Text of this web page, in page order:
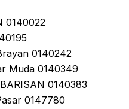
0140022
0140242
Muda 0140349
0140383
0147780